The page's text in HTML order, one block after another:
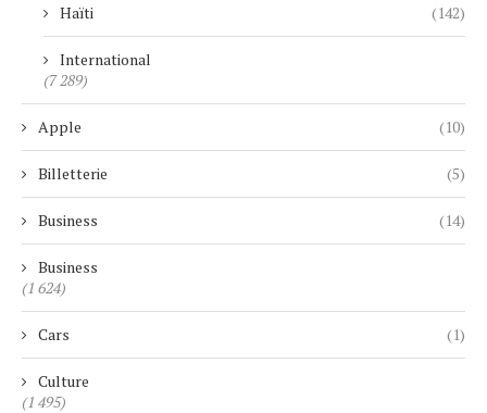
Haïti (142)
International
(7 289)
Apple (10)
Billetterie (5)
Business (14)
Business
(1 624)
Cars (1)
Culture
(1 495)